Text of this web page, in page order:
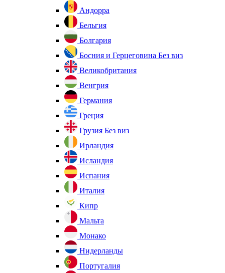
Андорра
Бельгия
Болгария
Босния и Герцеговина Без виз
Великобритания
Венгрия
Германия
Греция
Грузия Без виз
Ирландия
Исландия
Испания
Италия
Кипр
Мальта
Монако
Нидерланды
Португалия